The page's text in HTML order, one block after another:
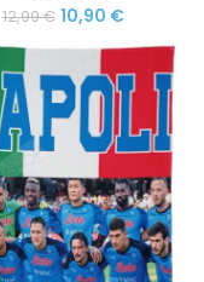
12,99€ Il
originale
era:
12,99 €.
10,90 €Il
attuale
è:
10,90 €.